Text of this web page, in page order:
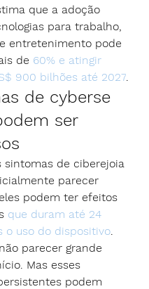
que a adoção
para trabalho,
entretenimento pode
de 60% e atingir
900 bilhões até 2027.
de cyberse
ser
sintomas de ciberejoia
parecer
podem ter efeitos
que duram até 24
o uso do dispositivo.
parecer grande
Mas esses
podem